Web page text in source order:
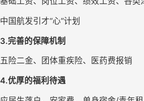
中国航发引才“心”计划
3.完善的保障机制
五险二金、团体重疾险、医药费报销
4.优厚的福利待遇